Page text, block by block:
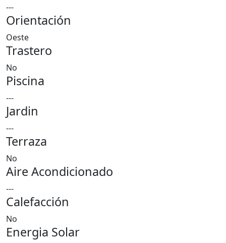
---
Orientación
Oeste
Trastero
No
Piscina
---
Jardin
---
Terraza
No
Aire Acondicionado
---
Calefacción
No
Energia Solar